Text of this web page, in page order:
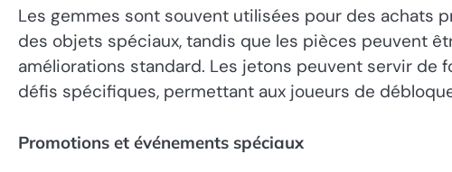
Les gemmes sont souvent utilisées pour des achats
des objets spéciaux, tandis que les pièces peuvent
améliorations standard. Les jetons peuvent servir de
défis spécifiques, permettant aux joueurs de
Promotions et événements spéciaux